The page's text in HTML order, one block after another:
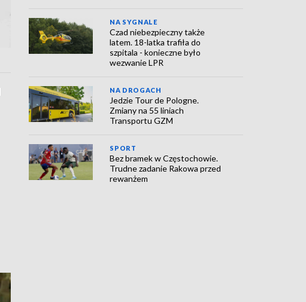
NA SYGNALE
Czad niebezpieczny także
latem. 18-latka trafiła do
szpitala - konieczne było
wezwanie LPR
NA DROGACH
Jedzie Tour de Pologne.
Zmiany na 55 liniach
Transportu GZM
SPORT
Bez bramek w Częstochowie.
Trudne zadanie Rakowa przed
rewanżem